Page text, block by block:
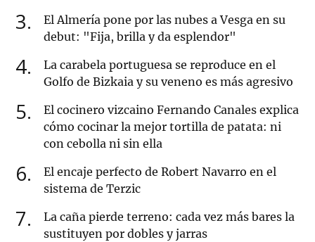
3
El Almería pone por las nubes a Vesga en su
debut: "Fija, brilla y da esplendor"
4
La carabela portuguesa se reproduce en el
Golfo de Bizkaia y su veneno es más agresivo
5
El cocinero vizcaino Fernando Canales explica
cómo cocinar la mejor tortilla de patata: ni
con cebolla ni sin ella
6
El encaje perfecto de Robert Navarro en el
sistema de Terzic
7
La caña pierde terreno: cada vez más bares la
sustituyen por dobles y jarras